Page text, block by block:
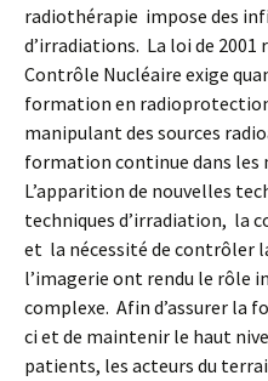
radiothérapie impose des
d’irradiations. La loi de 2001
Contrôle Nucléaire exige
formation en
manipulant des sources
formation continue dans les
L’apparition de nouvelles
techniques d’irradiation, la
et la nécessité de contrôler
l’imagerie ont rendu le rôle
complexe. Afin d’assurer la
ci et de maintenir le haut
patients, les acteurs du